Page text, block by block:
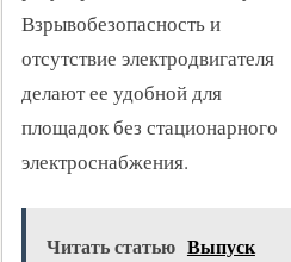
Взрывобезопасность и
отсутствие электродвигателя
делают ее удобной для
площадок без стационарного
электроснабжения.
Читать статью Выпуск